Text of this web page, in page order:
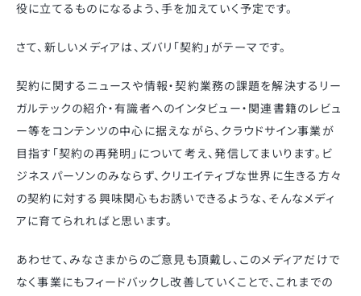
役に立てるものになるよう、手を加えていく予定です。
さて、新しいメディアは、ズバリ「契約」がテーマです。
契約に関するニュースや情報・契約業務の課題を解決するリー
ガルテックの紹介・有識者へのインタビュー・関連書籍のレビュ
ー等をコンテンツの中心に据えながら、クラウドサイン事業が
目指す「契約の再発明」について考え、発信してまいります。ビ
ジネスパーソンのみならず、クリエイティブな世界に生きる方々
の契約に対する興味関心もお誘いできるような、そんなメディ
アに育てられればと思います。
あわせて、みなさまからのご意見も頂戴し、このメディアだけで
なく事業にもフィードバックし改善していくことで、これまでの